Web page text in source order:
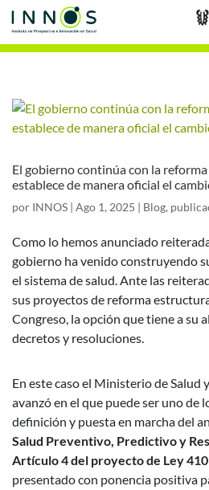
El gobierno continúa con la
establece de manera oficial el
por INNOS | Ago 1, 2025 | Blog,
Como lo hemos anunciado
gobierno ha venido construyendo
el sistema de salud. Ante las
sus proyectos de reforma
Congreso, la opción que tiene a su
decretos y resoluciones.
En este caso el Ministerio de Salud
avanzó en el que puede ser uno de
definición y puesta en marcha del
Salud Preventivo, Predictivo y
Artículo 4 del proyecto de Ley 410
presentado con ponencia positiva